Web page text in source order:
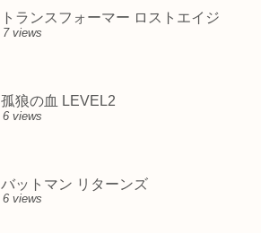
トランスフォーマー ロストエイジ
7 views
孤狼の血 LEVEL2
6 views
バットマン リターンズ
6 views